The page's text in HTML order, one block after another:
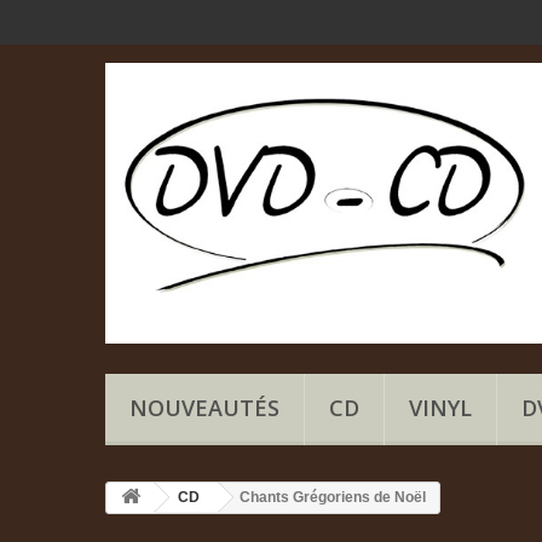
NOUVEAUTÉS CD VINYL
CD Chants Grégoriens de Noël